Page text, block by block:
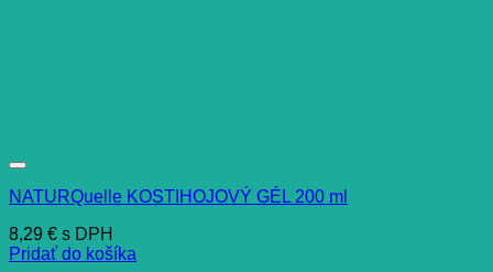
NATURQuelle KOSTIHOJOVÝ GÉL 200 ml
8,29 € s DPH
Pridať do košíka